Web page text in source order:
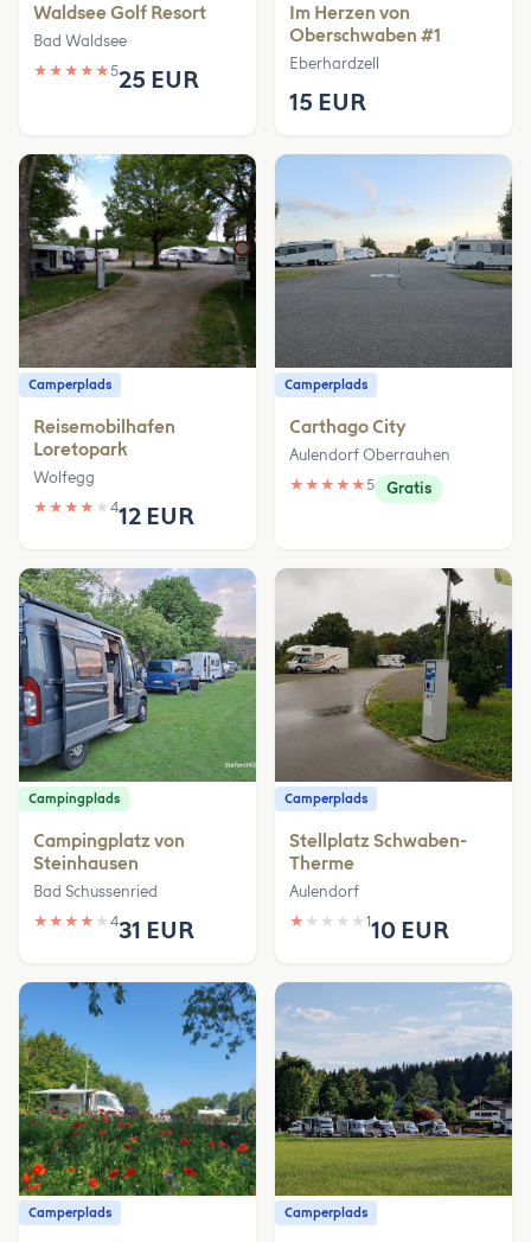
Waldsee Golf Resort
Bad Waldsee
★ ★ ★ ★ ★525 EUR
Im Herzen von
Oberschwaben #1
Eberhardzell
15 EUR
Camperplads
Reisemobilhafen
Loretopark
Wolfegg
★ ★ ★ ★ ★ 412 EUR
Camperplads
Carthago City
Aulendorf Oberrauhen
★ ★ ★ ★ ★5 Gratis
Campingplads
Campingplatz von
Steinhausen
Bad Schussenried
★ ★ ★ ★ ★ 431 EUR
Camperplads
Stellplatz Schwaben-
Therme
Aulendorf
★ ★ ★ ★ ★ 110 EUR
Camperplads Camperplads